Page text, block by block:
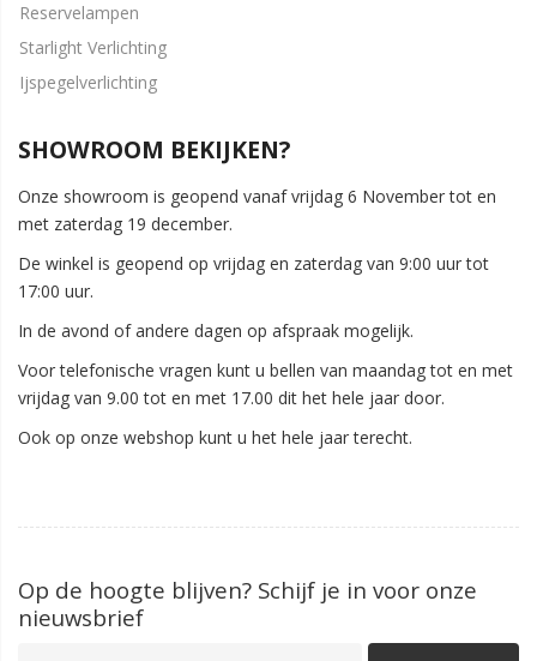
Reservelampen
Starlight Verlichting
Ijspegelverlichting
SHOWROOM BEKIJKEN?
Onze showroom is geopend vanaf vrijdag 6 November tot en
met zaterdag 19 december.
De winkel is geopend op vrijdag en zaterdag van 9:00 uur tot
17:00 uur.
In de avond of andere dagen op afspraak mogelijk.
Voor telefonische vragen kunt u bellen van maandag tot en met
vrijdag van 9.00 tot en met 17.00 dit het hele jaar door.
Ook op onze webshop kunt u het hele jaar terecht.
Op de hoogte blijven? Schijf je in voor onze
nieuwsbrief